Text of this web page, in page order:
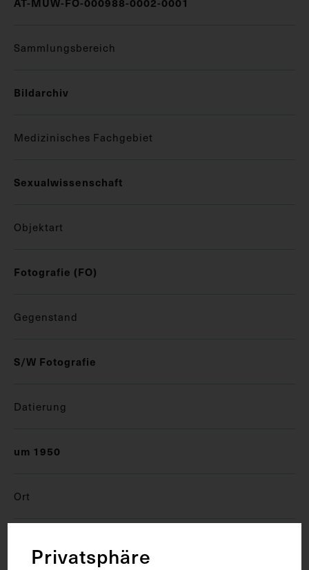
Sammlungsbereich
Bildarchiv
Medizinisches Fachgebiet
Sexualwissenschaft
Objektart
Fotografie (FO)
Gegenstand
S/W Fotografie
Datierung
um 1950
Ort
Privatsphäre